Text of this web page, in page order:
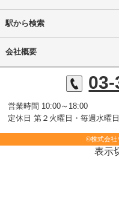
駅から検索
会社概要
営業時間 10:00～18:00
定休日 第２火曜日・毎週水曜日
©株式会社
表